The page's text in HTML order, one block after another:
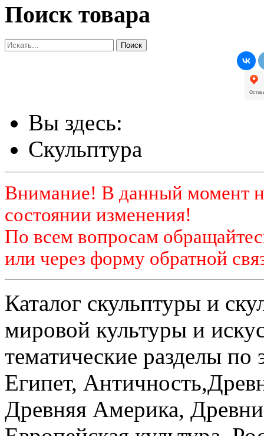
Поиск товара
Вы здесь:
Скульптура
Внимание! В данный момент
состоянии изменения!
По всем вопросам
или через форму обратной
Каталог скульптуры и
мировой культуры и
тематические разделы
Египет,
Древняя Америка,